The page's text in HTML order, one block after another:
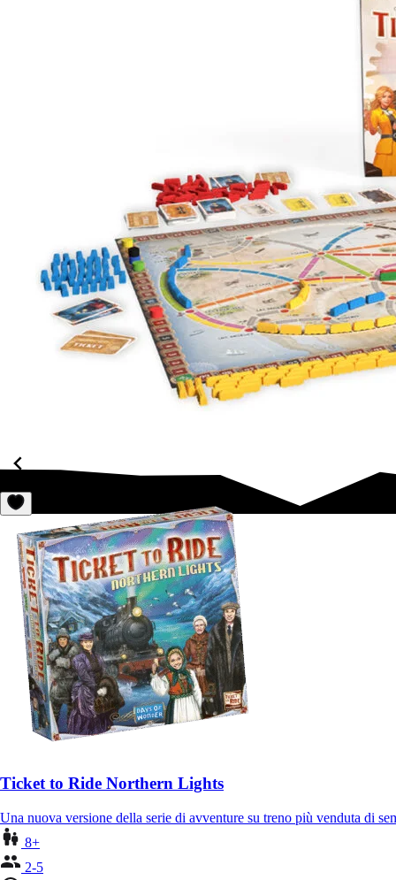
Ticket to Ride Northern Lights
Una nuova versione della serie di avventure su treno più venduta di
8+
2-5